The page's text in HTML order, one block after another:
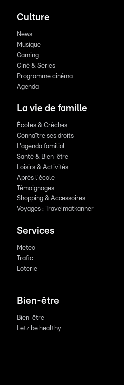
Culture
News
Musique
Gaming
Ciné & Series
Programme cinéma
Agenda
La vie de famille
Écoles & Crèches
Connaître ses droits
L'agenda familial
Santé & Bien-être
Loisirs & Activités
Après l'école
Témoignages
Shopping & Accessoires
Voyages : Travelmatkanner
Services
Meteo
Trafic
Loterie
Bien-être
Bien-être
Letz be healthy